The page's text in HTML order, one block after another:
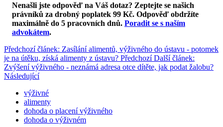
Nenašli jste odpověď na Váš dotaz? Zeptejte se našich
právníků za drobný poplatek 99 Kč. Odpověď obdržíte
maximálně do 5 pracovních dnů. Poradit se s naším
advokátem.
Předchozí článek: Zasílání alimentů, výživného do ústavu - potomek
je na útěku, získá alimenty z ústavu? Předchozí Další článek:
Zvýšení výživného - neznámá adresa otce dítěte, jak podat žalobu?
Následující
výživné
alimenty
dohoda o placení výživného
dohoda o výživném